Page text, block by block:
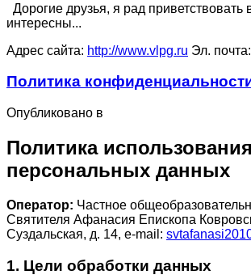
Дорогие друзья, я рад
интересны...
Адрес сайта: http://www.vlpg.ru Эл. почта:
Политика
Опубликовано в
Политика
персональных данных
Оператор: Частное
Святителя Афанасия Епископа
Суздальская, д. 14, e‑mail:
1. Цели обработки данных